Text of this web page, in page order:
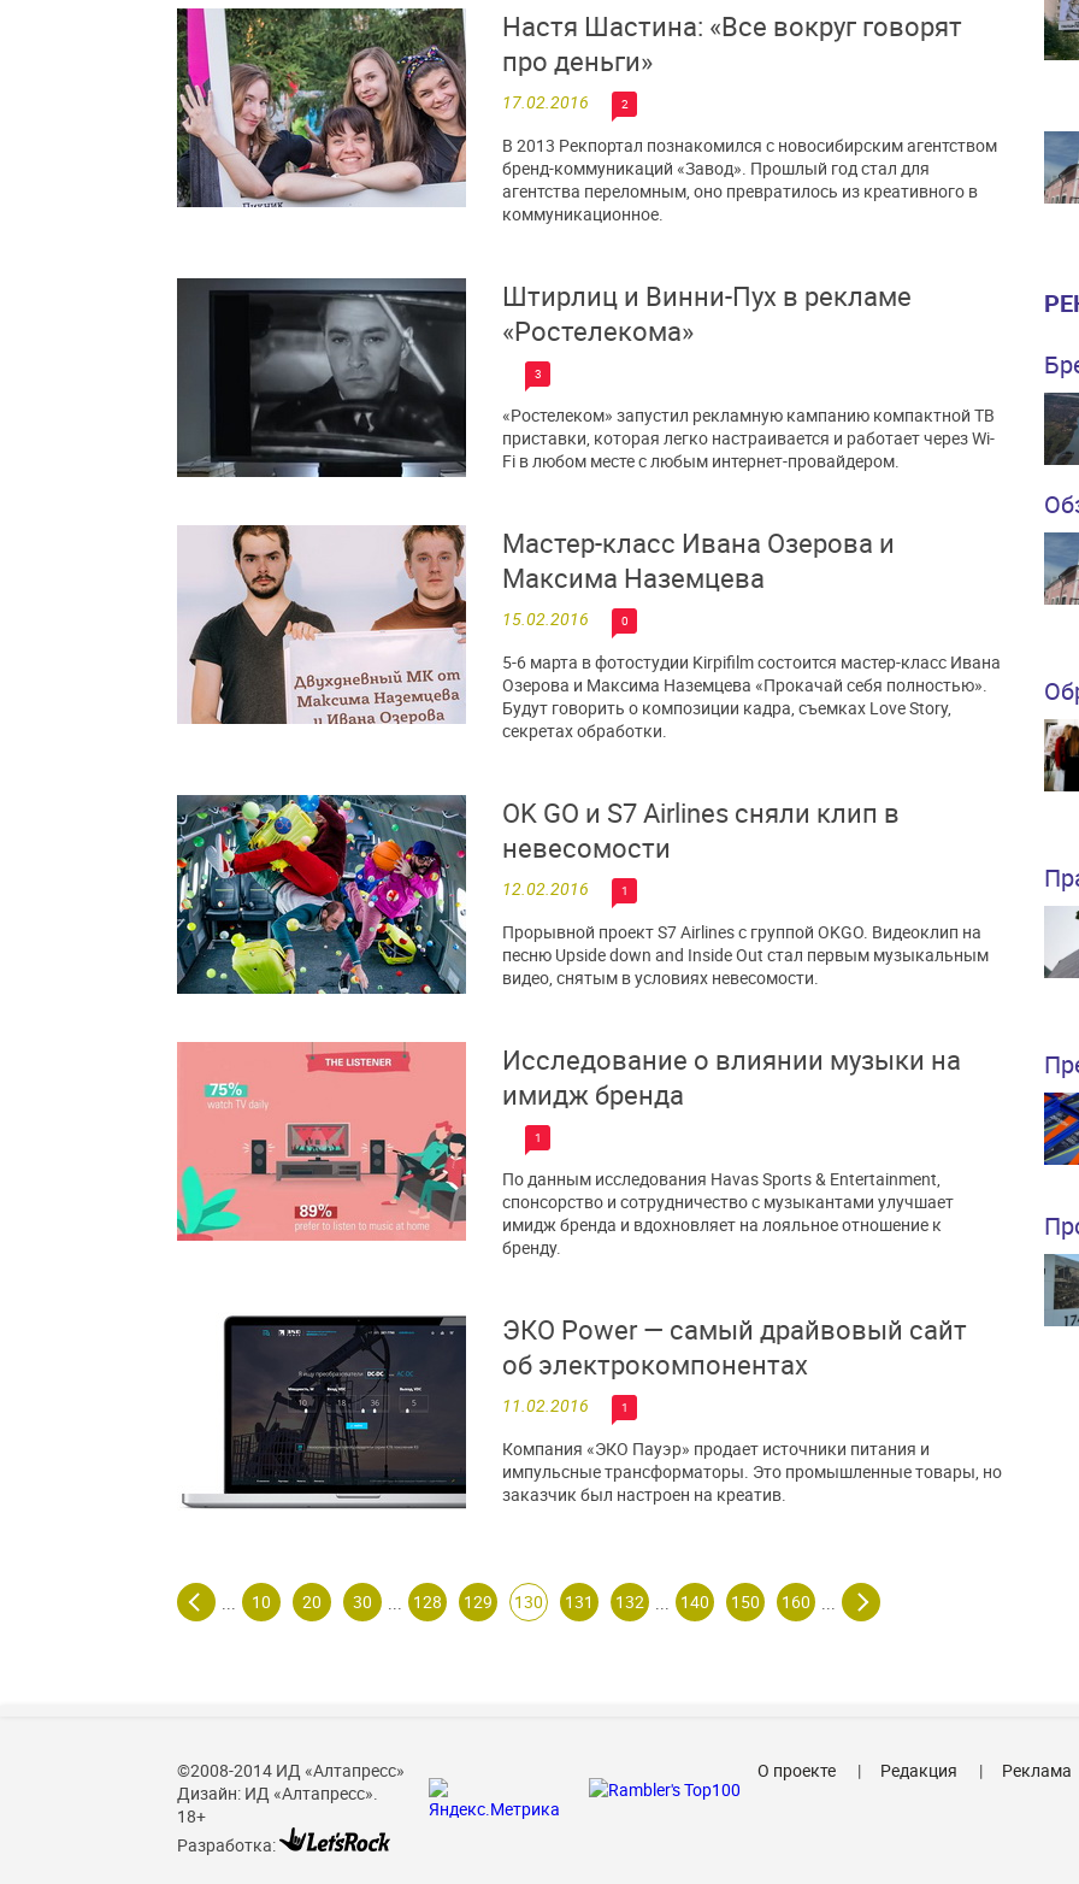
Настя Шастина: «Все вокруг говорят
про деньги»
17.02.2016 2
В 2013 Рекпортал познакомился с новосибирским агентством
бренд-коммуникаций «Завод». Прошлый год стал для
агентства переломным, оно превратилось из креативного в
коммуникационное.
Штирлиц и Винни-Пух в рекламе
«Ростелекома»
3
«Ростелеком» запустил рекламную кампанию компактной ТВ
приставки, которая легко настраивается и работает через Wi-
Fi в любом месте с любым интернет-провайдером.
Мастер-класс Ивана Озерова и
Максима Наземцева
15.02.2016 0
5-6 марта в фотостудии Kirpifilm состоится мастер-класс Ивана
Озерова и Максима Наземцева «Прокачай себя полностью».
Будут говорить о композиции кадра, съемках Love Story,
секретах обработки.
OK GO и S7 Airlines сняли клип в
невесомости
12.02.2016 1
Прорывной проект S7 Airlines с группой OKGO. Видеоклип на
песню Upside down and Inside Out стал первым музыкальным
видео, снятым в условиях невесомости.
Исследование о влиянии музыки на
имидж бренда
1
По данным исследования Havas Sports & Entertainment,
спонсорство и сотрудничество с музыкантами улучшает
имидж бренда и вдохновляет на лояльное отношение к
бренду.
ЭКО Power — самый драйвовый сайт
об электрокомпонентах
11.02.2016 1
Компания «ЭКО Пауэр» продает источники питания и
импульсные трансформаторы. Это промышленные товары, но
заказчик был настроен на креатив.
10 20 30 128 129 130 131 132 140 150 160
©2008-2014 ИД «Алтапресс»
Дизайн: ИД «Алтапресс».
18+
Разработка:
О проекте Редакция Реклама